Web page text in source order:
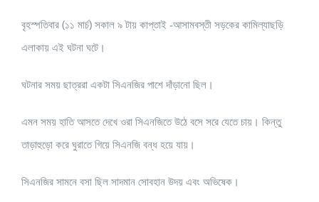
বৃহস্পতিবার (১১ মার্চ) সকাল ৯ টায় কাপ্তাই -আসামবস্তী সড়কের কামিল্যাছড়ি
এলাকায় এই ঘটনা ঘটে।
ঘটনার সময় ছাত্ররা একটা সিএনজির পাশে দাঁড়ানো ছিল।
এমন সময় হাতি আসতে দেখে ওরা সিএনজিতে উঠে বসে সরে যেতে চায়। কিন্তু
তাড়াহুড়ো করে ঘুরাতে গিয়ে সিএনজি বন্ধ হয়ে যায়।
সিএনজির সামনে বসা ছিল সাদমান সোবহান উদয় এবং অভিষেক।